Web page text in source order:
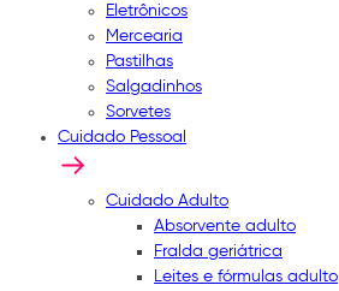
Eletrônicos
Mercearia
Pastilhas
Salgadinhos
Sorvetes
Cuidado Pessoal
Cuidado Adulto
Absorvente adulto
Fralda geriátrica
Leites e fórmulas adulto